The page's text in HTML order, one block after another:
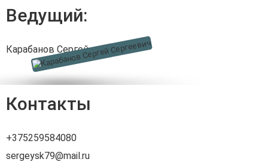
Ведущий:
Карабанов Сергей
Контакты
+375259584080
sergeysk79@mail.ru